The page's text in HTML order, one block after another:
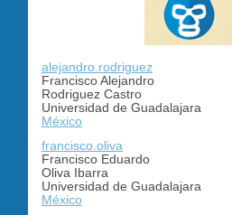
alejandro.rodriguez
Francisco Alejandro
Rodriguez Castro
Universidad de Guadalajara
México
francisco.oliva
Francisco Eduardo
Oliva Ibarra
Universidad de Guadalajara
México